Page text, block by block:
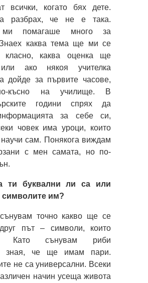
всички, когато бях дете.
разбрах, че не е така.
ми помагаше много за
каква тема ще ми се
класно, каква оценка ще
ако някоя учителка
дойде за първите часове,
късно на училище. В
години спрях да
за себе си,
човек има уроци, които
сам. Понякога виждам
с мен самата, но по-
ти буквални ли са или
им?
точно какво ще се
път – символи, които
Като сънувам риби
зная, че ще имам пари.
не са универсални. Всеки
начин усеща живота